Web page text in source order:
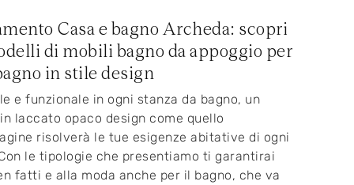
Casa e bagno Archeda: scopri
di mobili bagno da appoggio per
in stile design
e funzionale in ogni stanza da bagno, un
laccato opaco design come quello
risolverà le tue esigenze abitative di ogni
le tipologie che presentiamo ti garantirai
fatti e alla moda anche per il bagno, che va